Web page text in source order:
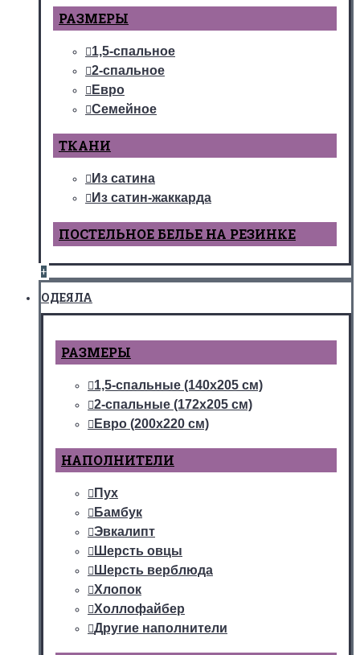
РАЗМЕРЫ
1,5-спальное
2-спальное
Евро
Семейное
ТКАНИ
Из сатина
Из сатин-жаккарда
ПОСТЕЛЬНОЕ БЕЛЬЕ НА РЕЗИНКЕ
+
ОДЕЯЛА
РАЗМЕРЫ
1,5-спальные (140х205 см)
2-спальные (172х205 см)
Евро (200х220 см)
НАПОЛНИТЕЛИ
Пух
Бамбук
Эвкалипт
Шерсть овцы
Шерсть верблюда
Хлопок
Холлофайбер
Другие наполнители